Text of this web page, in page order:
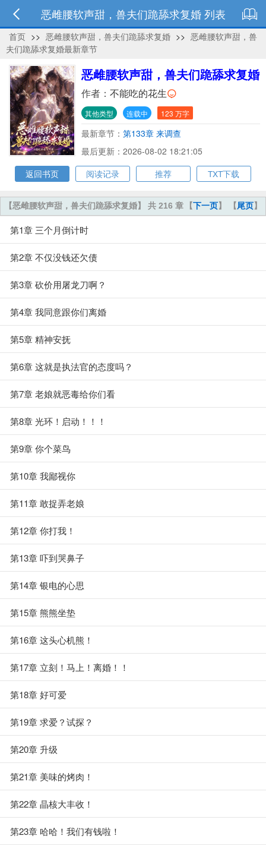
恶雌腰软声甜，兽夫们跪舔求复婚 列表
首页 >> 恶雌腰软声甜，兽夫们跪舔求复婚 >> 恶雌腰软声甜，兽
夫们跪舔求复婚最新章节
恶雌腰软声甜，兽夫们跪舔求复婚
作者： 不能吃的花生
其他类型 连载中 123 万字
最新章节： 第133章 来调查
最后更新：2026-08-02 18:21:05
返回书页
阅读记录 推荐 TXT下载
【下一页】 【尾页】
【恶雌腰软声甜，兽夫们跪舔求复婚】 共 216 章
第1章 三个月倒计时
第2章 不仅没钱还欠债
第3章 砍价用屠龙刀啊？
第4章 我同意跟你们离婚
第5章 精神安抚
第6章 这就是执法官的态度吗？
第7章 老娘就恶毒给你们看
第8章 光环！启动！！！
第9章 你个菜鸟
第10章 我鄙视你
第11章 敢捉弄老娘
第12章 你打我！
第13章 吓到哭鼻子
第14章 银电的心思
第15章 熊熊坐垫
第16章 这头心机熊！
第17章 立刻！马上！离婚！！
第18章 好可爱
第19章 求爱？试探？
第20章 升级
第21章 美味的烤肉！
第22章 晶核大丰收！
第23章 哈哈！我们有钱啦！